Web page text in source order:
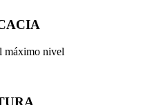
máximo nivel